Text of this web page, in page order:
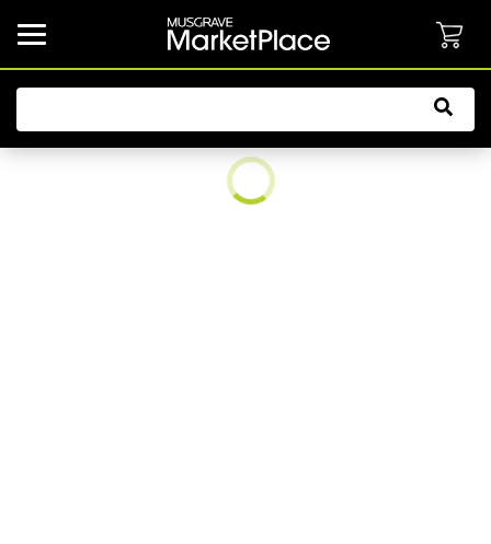
common.button.navbarCollapsed.text